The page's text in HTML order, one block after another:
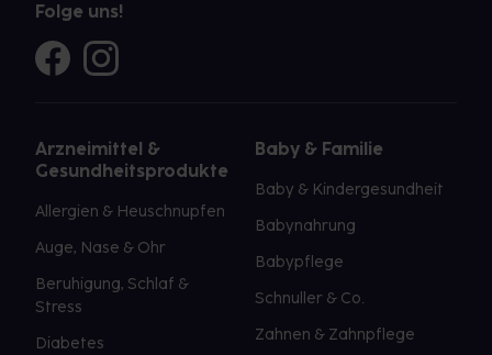
Folge uns!
Arzneimittel &
Gesundheitsprodukte
Allergien & Heuschnupfen
Auge, Nase & Ohr
Beruhigung, Schlaf &
Stress
Diabetes
Baby & Familie
Baby & Kindergesundheit
Babynahrung
Babypflege
Schnuller & Co.
Zahnen & Zahnpflege